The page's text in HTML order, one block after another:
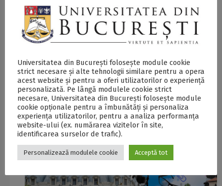
06/08/2026
17 ELEVI DIN COMUNITĂȚI VULNERABILE, ÎN
TABĂRA URBANĂ ORGANIZATĂ DE FUNDAȚIA
„VIRTUTE ET SAPIENTIA” A UNIVERSITĂȚII DIN
BUCUREȘTI
Universitatea din București folosește module cookie
strict necesare și alte tehnologii similare pentru a opera
acest website și pentru a oferi utilizatorilor o experiență
personalizată. Pe lângă modulele cookie strict
necesare, Universitatea din București folosește module
cookie opționale pentru a îmbunătăți și personaliza
experiența utilizatorilor, pentru a analiza performanța
website-ului (ex. numărarea vizitelor în site,
identificarea surselor de trafic).
Personalizează modulele cookie Acceptă tot